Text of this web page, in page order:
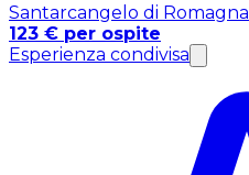
Santarcangelo di Romagna
123 € per ospite
Esperienza condivisa